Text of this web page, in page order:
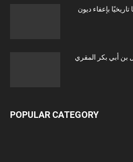
بإعفاء ديون
بن أبي بكر المقري
POPULAR CATEGORY